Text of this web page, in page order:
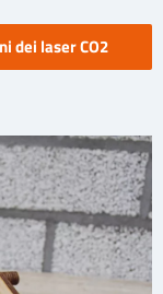
dei laser CO2